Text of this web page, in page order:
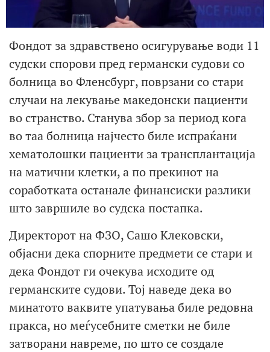
Фондот за здравствено осигурување води 11
судски спорови пред германски судови со
болница во Фленсбург, поврзани со стари
случаи на лекување македонски пациенти
во странство. Станува збор за период кога
во таа болница најчесто биле испраќани
хематолошки пациенти за трансплантација
на матични клетки, а по прекинот на
соработката останале финансиски разлики
што завршиле во судска постапка.
Директорот на ФЗО, Сашо Клековски,
објасни дека спорните предмети се стари и
дека Фондот ги очекува исходите од
германските судови. Тој наведе дека во
минатото ваквите упатувања биле редовна
пракса, но меѓусебните сметки не биле
затворани навреме, по што се создале